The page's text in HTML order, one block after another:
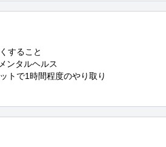
すること
ンタルヘルス
トで1時間程度のやり取り